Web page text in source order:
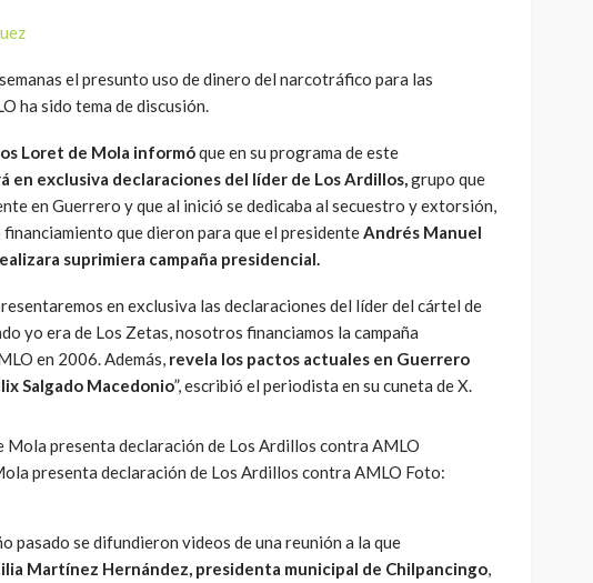
el presunto uso de dinero del narcotráfico para las
ha sido tema de discusión.
Loret de Mola informóque en su programa de este
en exclusiva declaraciones del líder de Los Ardillos,grupo que
en Guerrero y que al inició se dedicaba al secuestro y extorsión,
que dieron para que el presidenteAndrés Manuel
suprimiera campaña presidencial.
en exclusiva las declaraciones del líder del cártel de
yo era de Los Zetas, nosotros financiamos la campaña
en 2006. Además, revela los pactos actuales en Guerrero
Salgado Macedonio”, escribió el periodista en su cuneta de X.
presenta declaración de Los Ardillos contra AMLO Foto:
pasado se difundieron videos de una reunión a la que
Martínez Hernández, presidenta municipal de Chilpancingo,